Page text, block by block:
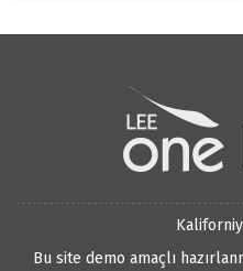
Bu site demo amaçlı